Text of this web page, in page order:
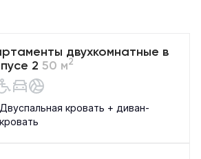
двухкомнатные в
2 50 м2
Двуспальная кровать + диван-
кровать